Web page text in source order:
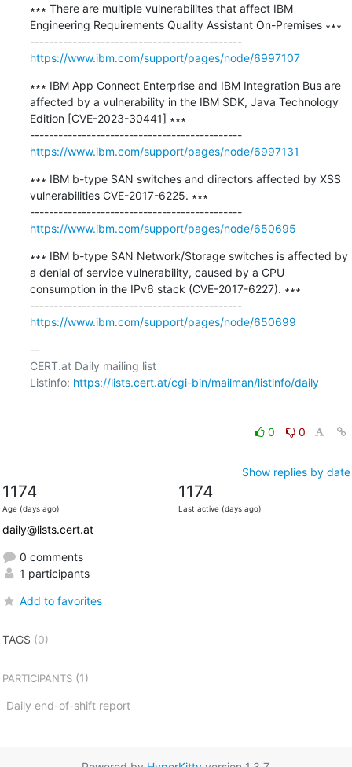
∗∗∗ There are multiple vulnerabilites that affect IBM
Engineering Requirements Quality Assistant On-Premises ∗∗∗
---------------------------------------------
https://www.ibm.com/support/pages/node/6997107
∗∗∗ IBM App Connect Enterprise and IBM Integration Bus are
affected by a vulnerability in the IBM SDK, Java Technology
Edition [CVE-2023-30441] ∗∗∗
---------------------------------------------
https://www.ibm.com/support/pages/node/6997131
∗∗∗ IBM b-type SAN switches and directors affected by XSS
vulnerabilities CVE-2017-6225. ∗∗∗
---------------------------------------------
https://www.ibm.com/support/pages/node/650695
∗∗∗ IBM b-type SAN Network/Storage switches is affected by
a denial of service vulnerability, caused by a CPU
consumption in the IPv6 stack (CVE-2017-6227). ∗∗∗
---------------------------------------------
https://www.ibm.com/support/pages/node/650699
--
CERT.at Daily mailing list
Listinfo: https://lists.cert.at/cgi-bin/mailman/listinfo/daily
0 0
Show replies by date
1174
Age (days ago)
1174
Last active (days ago)
daily@lists.cert.at
0 comments
1 participants
Add to favorites
TAGS (0)
PARTICIPANTS(1)
Daily end-of-shift report